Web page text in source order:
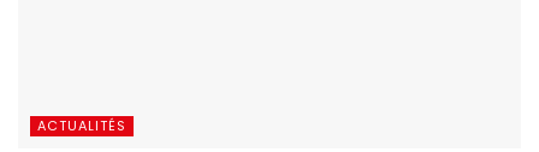
ACTUALITÉS